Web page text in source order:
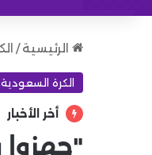
الرئيسية /
الكرة السعودية
أخر الأخبار
"جهزوا